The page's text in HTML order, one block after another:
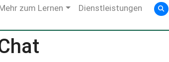
zum Lernen Dienstleistungen